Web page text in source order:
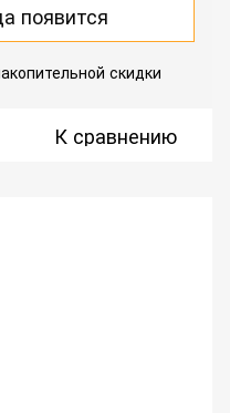
появится
скидки
К сравнению